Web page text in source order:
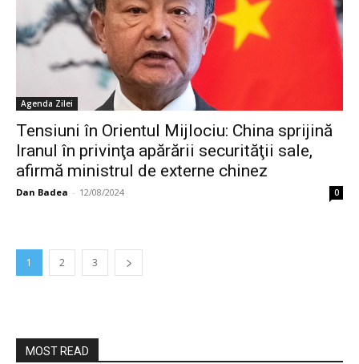
Agenda Zilei
Tensiuni în Orientul Mijlociu: China sprijină
Iranul în privinţa apărării securităţii sale,
afirmă ministrul de externe chinez
Dan Badea - 12/08/2024 0
1 2 3
MOST READ